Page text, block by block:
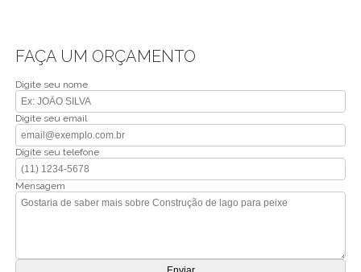
FAÇA UM ORÇAMENTO
Digite seu nome
Digite seu email
Digite seu telefone
Mensagem